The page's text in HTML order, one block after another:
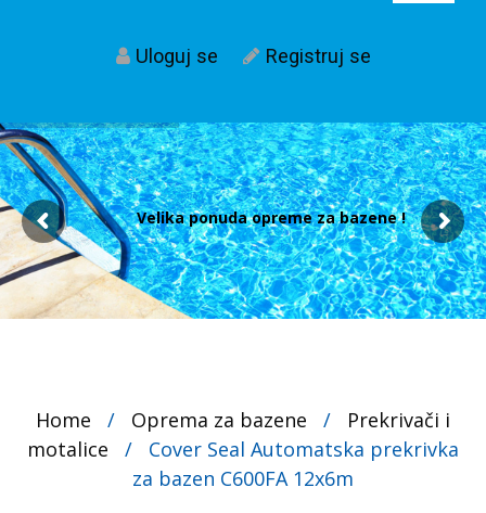
Uloguj se Registruj se
Velika ponuda opreme za bazene !
Home / Oprema za bazene /
Prekrivači i
motalice
/
Cover Seal Automatska prekrivka
za bazen C600FA 12x6m